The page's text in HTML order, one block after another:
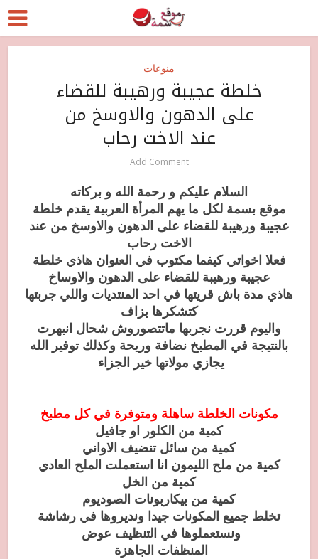
منوعات
خلطة عجيبة ورهيبة للقضاء
على الدهون والاوسخ من
عند الاخت رحاب
Add Comment
السلام عليكم و رحمة الله و بركاته
موقع بسمة لكل ما يهم المرأة العربية يقدم خلطة
عجيبة ورهيبة للقضاء على الدهون والاوسخ من عند
الاخت رحاب
فعلا اخواتي كيفما مكتوب في العنوان هاذي خلطة
عجيبة ورهيبة للقضاء على الدهون والاوساخ
هاذي مدة باش قريتها في احد المنتديات واللي جربتها
كتشكرها بزاف
واليوم قررت نجربها ماتتصوروش شحال انبهرت
بالنتيجة في المطبخ نضافة وريحة وكذلك توفير الله
يجازي مولاتها خير الجزاء
مكونات الخلطة ساهلة ومتوفرة في كل مطبخ
كمية من الكلور او جافيل
كمية من سائل تنضيف الاواني
كمية من ملح الليمون انا استعملت الملح العادي
كمية من الخل
كمية من بيكاربونات الصوديوم
تخلط جميع المكونات جيدا ونديروها في رشاشة
ونستعملوها في التنظيف عوض
المنظفات الجاهزة